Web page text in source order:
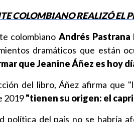
COLOMBIANO REALIZÓ EL
colombiano Andrés Pastrana
dramáticos que están
que Jeanine Áñez es hoy
del libro, Áñez afirma que
2019"tienen su origen: el
política del país no se habría